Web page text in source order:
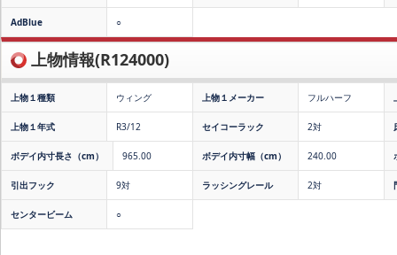
AdBlue ○
上物情報(R124000)
上物１種類 ウィング 上物１メーカー フルハーフ
上物１年式 R3/12 セイコーラック 2対
ボデイ内寸長さ（cm） 965.00 ボデイ内寸幅（cm） 240.00
引出フック 9対 ラッシングレール 2対
センタービーム ○